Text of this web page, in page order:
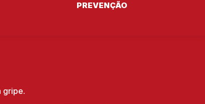
PREVENÇÃO
gripe.